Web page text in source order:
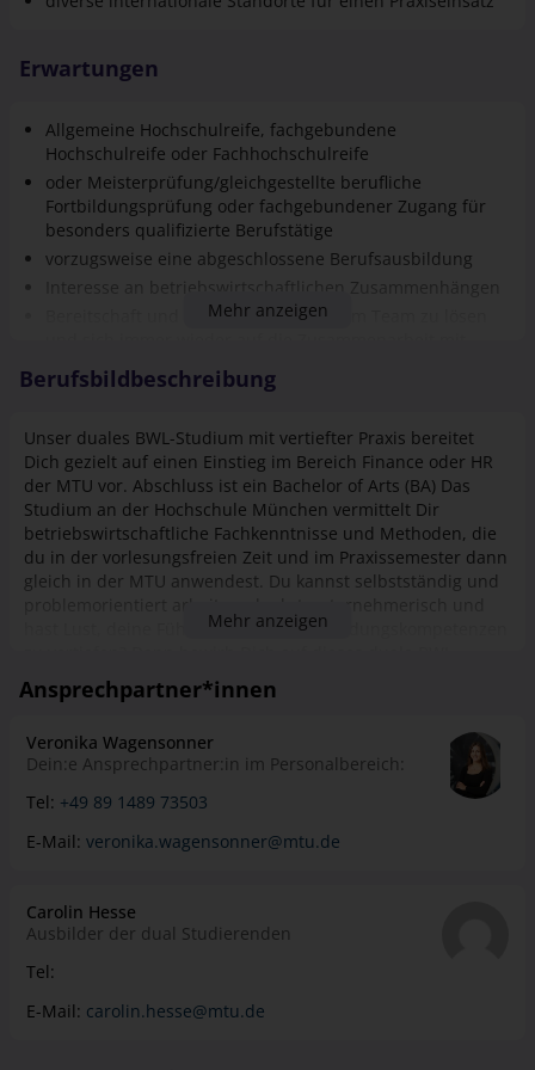
Erwartungen
Allgemeine Hochschulreife, fachgebundene
Hochschulreife oder Fachhochschulreife
oder Meisterprüfung/gleichgestellte berufliche
Fortbildungsprüfung oder fachgebundener Zugang für
besonders qualifizierte Berufstätige
vorzugsweise eine abgeschlossene Berufsausbildung
Interesse an betriebswirtschaftlichen Zusammenhängen
Bereitschaft und Fähigkeit, Probleme im Team zu lösen
Durchhaltevermögen und konstruktiver Umgang mit
Mehr anzeigen
Berufsbildbeschreibung
Unser duales BWL-Studium mit vertiefter Praxis bereitet
Dich gezielt auf einen Einstieg im Bereich Finance oder HR
der MTU vor. Abschluss ist ein Bachelor of Arts (BA) Das
Studium an der Hochschule München vermittelt Dir
betriebswirtschaftliche Fachkenntnisse und Methoden, die
du in der vorlesungsfreien Zeit und im Praxissemester dann
gleich in der MTU anwendest. Du kannst selbstständig und
hast Lust, deine Führungs- und Entscheidungskompetenzen
Studium mit dem Schwerpunkt Controlling oder Human
Resources!
Mehr anzeigen
Ansprechpartner*innen
Veronika Wagensonner
Dein:e Ansprechpartner:in im Personalbereich:
Tel: +49 89 1489 73503
E-Mail: veronika.wagensonner@mtu.de
Carolin Hesse
Ausbilder der dual Studierenden
Tel:
E-Mail: carolin.hesse@mtu.de